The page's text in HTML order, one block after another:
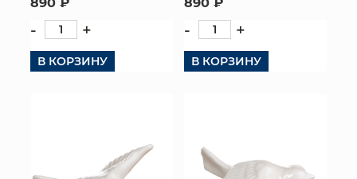
- +
В КОРЗИНУ
- +
В КОРЗИНУ